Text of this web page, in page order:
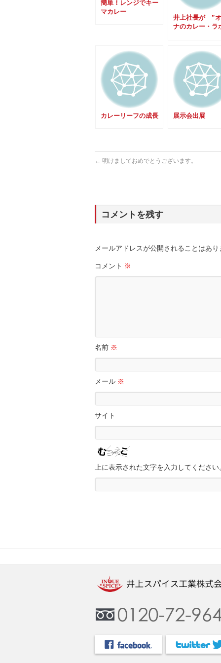
簡単！レンジでキー
マカレー
井上社長が ”
ナのカレー・ラ
カレーリーフの成長 展示会出展
← 明けましておめでとうございます。
コメントを残す
メールアドレスが公開されることはあ
コメント ※
名前 ※
メール ※
サイト
上に表示された文字を入力してください